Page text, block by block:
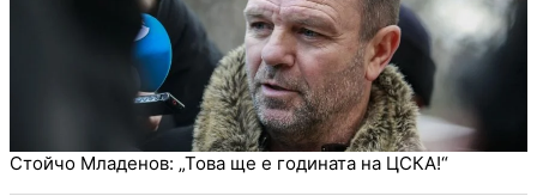
Стойчо Младенов: „Това ще е годината на ЦСКА!“